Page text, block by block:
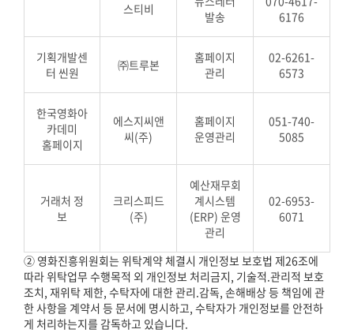
스티비
발송
6176
기획개발센
터 씬원
㈜트루본
홈페이지
관리
02-6261-
6573
한국영화아
카데미
홈페이지
에스지씨앤
씨(주)
홈페이지
운영관리
051-740-
5085
거래처 정
보
크리스피드
(주)
예산재무회
계시스템
(ERP) 운영
관리
02-6953-
6071
② 영화진흥위원회는 위탁계약 체결시 개인정보 보호법 제26조에
따라 위탁업무 수행목적 외 개인정보 처리금지, 기술적.관리적 보호
조치, 재위탁 제한, 수탁자에 대한 관리.감독, 손해배상 등 책임에 관
한 사항을 계약서 등 문서에 명시하고, 수탁자가 개인정보를 안전하
게 처리하는지를 감독하고 있습니다.